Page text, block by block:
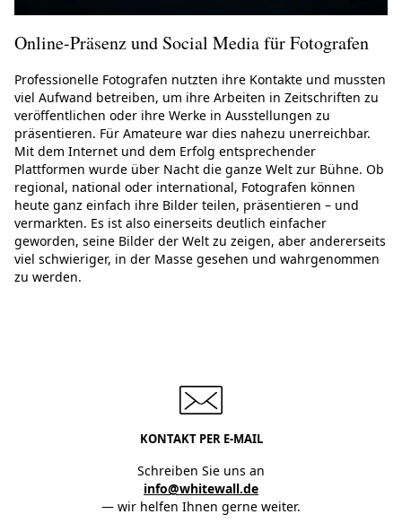
Online-Präsenz und Social Media für Fotografen
Professionelle Fotografen nutzten ihre Kontakte und mussten
viel Aufwand betreiben, um ihre Arbeiten in Zeitschriften zu
veröffentlichen oder ihre Werke in Ausstellungen zu
präsentieren. Für Amateure war dies nahezu unerreichbar.
Mit dem Internet und dem Erfolg entsprechender
Plattformen wurde über Nacht die ganze Welt zur Bühne. Ob
regional, national oder international, Fotografen können
heute ganz einfach ihre Bilder teilen, präsentieren – und
vermarkten. Es ist also einerseits deutlich einfacher
geworden, seine Bilder der Welt zu zeigen, aber andererseits
viel schwieriger, in der Masse gesehen und wahrgenommen
zu werden.
KONTAKT PER E-MAIL
Schreiben Sie uns an
info@whitewall.de
— wir helfen Ihnen gerne weiter.